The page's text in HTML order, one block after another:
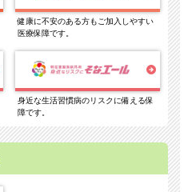
健康に不安のある方もご加入しやすい
医療保障です。
身近な生活習慣病のリスクに備える保
障です。